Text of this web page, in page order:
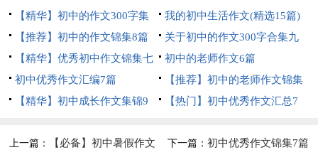
篇
篇
【精华】初中的作文300字集
合八篇
我的初中生活作文(精选15篇)
【推荐】初中的作文锦集8篇
关于初中的作文300字合集九
篇
【精华】优秀初中作文锦集七
篇
初中的老师作文6篇
初中优秀作文汇编7篇
【推荐】初中的老师作文锦集
七篇
【精华】初中成长作文集锦9
【热门】初中优秀作文汇总7
上一篇： 【必备】初中暑假作文 下一篇： 初中优秀作文锦集7篇